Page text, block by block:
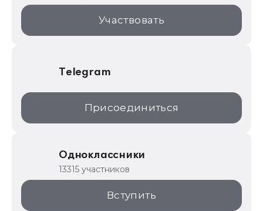
1С:Торговая площадка
Участвовать
Telegram
Присоединиться
Одноклассники
13315 участников
Вступить